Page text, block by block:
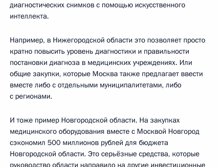
диагностических снимков с помощью искусственного
интеллекта.
Например, в Нижегородской области это позволяет просто
кратно повысить уровень диагностики и правильности
постановки диагноза в медицинских учреждениях. Или
общие закупки, которые Москва также предлагает ввести
вместе либо с отдельными муниципалитетами, либо
с регионами.
И тоже пример Новгородской области. На закупках
медицинского оборудования вместе с Москвой Новгород
сэкономил 500 миллионов рублей для бюджета
Новгородской области. Это серьёзные средства, которые